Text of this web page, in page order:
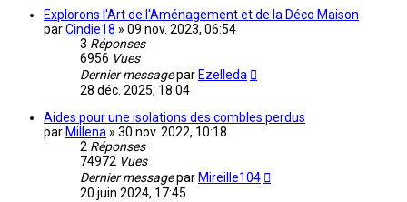
Explorons l'Art de l'Aménagement et de la Déco Maison
parCindie18 » 09 nov. 2023, 06:54
3 Réponses
6956 Vues
Dernier messagepar Ezelleda
28 déc. 2025, 18:04
Aides pour une isolations des combles perdus
par Millena » 30 nov. 2022, 10:18
2 Réponses
74972 Vues
Dernier messagepar Mireille104
20 juin 2024, 17:45